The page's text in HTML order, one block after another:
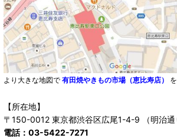
より大きな地図で 有田焼やきもの市場（恵比寿店）
【所在地】
〒150-0012 東京都渋谷区広尾1-4-9 （明治通
電話：03-5422-7271